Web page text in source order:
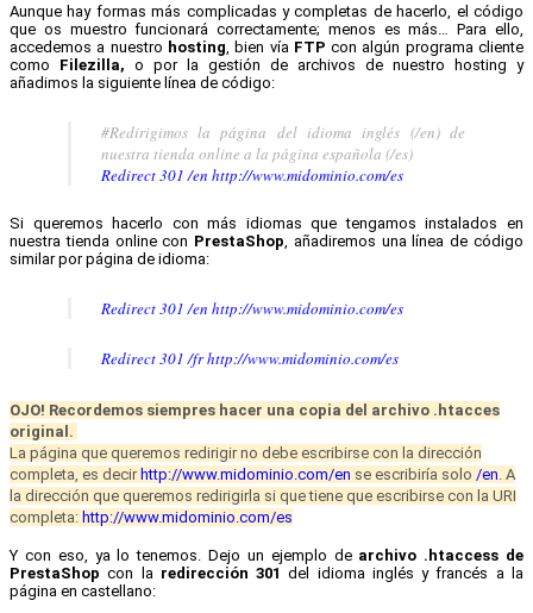
Aunque hay formas más complicadas y completas de hacerlo, el código
que os muestro funcionará correctamente; menos es más… Para ello,
accedemos a nuestro hosting , bien vía FTP con algún programa cliente
como Filezilla, o por la gestión de archivos de nuestro hosting y
añadimos la siguiente línea de código:
#Redirigimos la página del idioma inglés (/en) de
nuestra tienda online a la página española (/es)
Redirect 301 /en http://www.midominio.com/es
Si queremos hacerlo con más idiomas que tengamos instalados en
nuestra tienda online con PrestaShop, añadiremos una línea de código
similar por página de idioma:
Redirect 301 /en http://www.midominio.com/es
Redirect 301 /fr http://www.midominio.com/es
OJO! Recordemos siempres hacer una copia del archivo .htacces
original.
La página que queremos redirigir no debe escribirse con la dirección
completa, es decir http://www.midominio.com/en se escribiría solo /en . A
la dirección que queremos redirigirla si que tiene que escribirse con la URI
completa: http://www.midominio.com/es
Y con eso, ya lo tenemos. Dejo un ejemplo de archivo .htaccess de
PrestaShop con la redirección 301del idioma inglés y francés a la
página en castellano: